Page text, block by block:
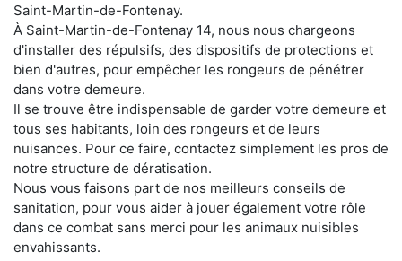
Saint-Martin-de-Fontenay.
À Saint-Martin-de-Fontenay 14, nous nous chargeons
d'installer des répulsifs, des dispositifs de protections et
bien d'autres, pour empêcher les rongeurs de pénétrer
dans votre demeure.
Il se trouve être indispensable de garder votre demeure et
tous ses habitants, loin des rongeurs et de leurs
nuisances. Pour ce faire, contactez simplement les pros de
notre structure de dératisation.
Nous vous faisons part de nos meilleurs conseils de
sanitation, pour vous aider à jouer également votre rôle
dans ce combat sans merci pour les animaux nuisibles
envahissants.